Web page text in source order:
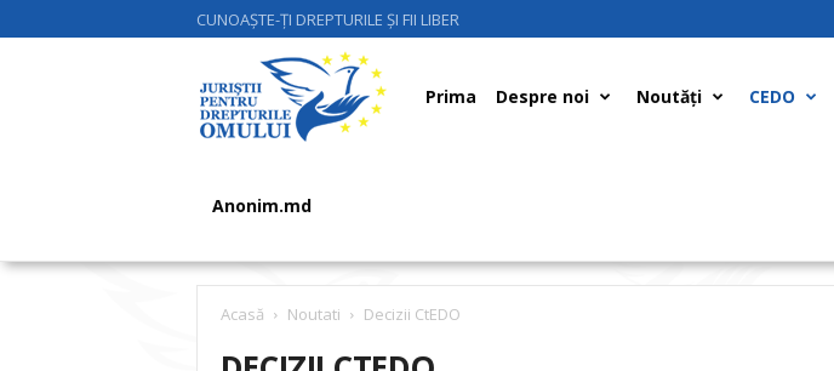
CUNOAȘTE-ȚI DREPTURILE ȘI FII LIBER
Juriştii
Drepturile
Prima Despre noi Noutăți CEDO
Anonim.md
Acasă Noutati Decizii CtEDO